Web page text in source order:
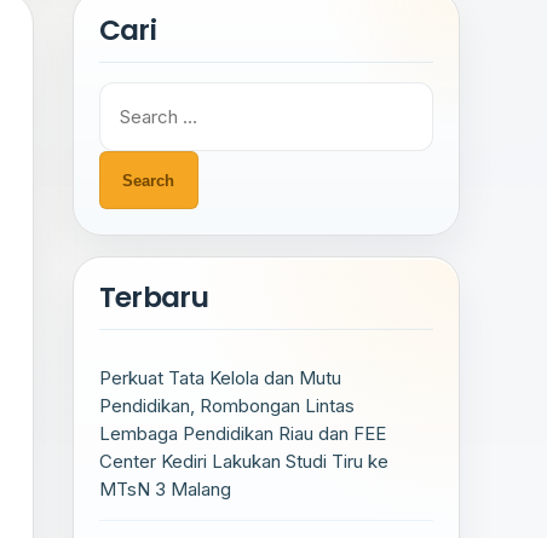
Cari
for:
Terbaru
Perkuat Tata Kelola dan Mutu
Pendidikan, Rombongan Lintas
Lembaga Pendidikan Riau dan FEE
Center Kediri Lakukan Studi Tiru ke
MTsN 3 Malang